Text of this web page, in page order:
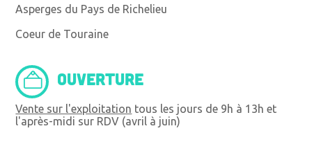
Asperges du Pays de Richelieu
Coeur de Touraine
OUVERTURE
Vente sur l'exploitation tous les jours de 9h à 13h et
l'après-midi sur RDV (avril à juin)